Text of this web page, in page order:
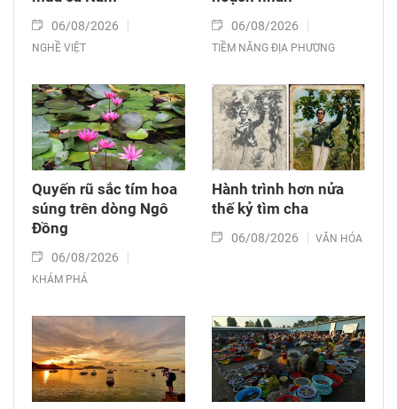
06/08/2026
NGHỀ VIỆT
06/08/2026
TIỀM NĂNG ĐỊA PHƯƠNG
Quyến rũ sắc tím hoa
súng trên dòng Ngô
Đồng
06/08/2026
KHÁM PHÁ
Hành trình hơn nửa
thế kỷ tìm cha
06/08/2026 VĂN HÓA